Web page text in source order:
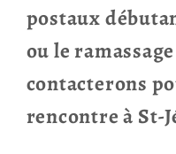
postaux
ou le
contacterons
rencontre à St-